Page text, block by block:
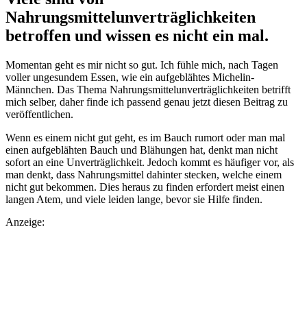
Nahrungsmittelunverträglichkeiten
betroffen und wissen es nicht ein mal.
Momentan geht es mir nicht so gut. Ich fühle mich, nach Tagen
voller ungesundem Essen, wie ein aufgeblähtes Michelin-
Männchen. Das Thema Nahrungsmittelunverträglichkeiten betrifft
mich selber, daher finde ich passend genau jetzt diesen Beitrag zu
veröffentlichen.
Wenn es einem nicht gut geht, es im Bauch rumort oder man mal
einen aufgeblähten Bauch und Blähungen hat, denkt man nicht
sofort an eine Unverträglichkeit. Jedoch kommt es häufiger vor, als
man denkt, dass Nahrungsmittel dahinter stecken, welche einem
nicht gut bekommen. Dies heraus zu finden erfordert meist einen
langen Atem, und viele leiden lange, bevor sie Hilfe finden.
Anzeige: